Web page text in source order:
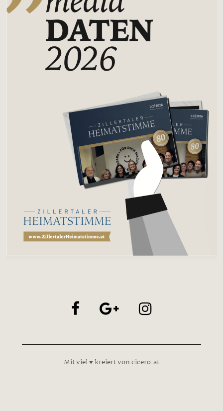
Mit viel ♥ kreiert von cicero.at